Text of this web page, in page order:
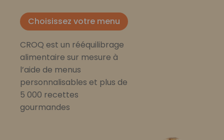
Choisissez votre menu
CROQ est un rééquilibrage
alimentaire sur mesure à
l’aide de menus
personnalisables et plus de
5 000 recettes
gourmandes